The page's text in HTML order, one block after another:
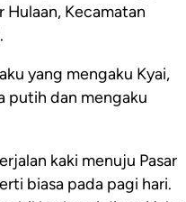
Hulaan, Kecamatan
yang mengaku Kyai,
putih dan mengaku
kaki menuju Pasar
biasa pada pagi hari.